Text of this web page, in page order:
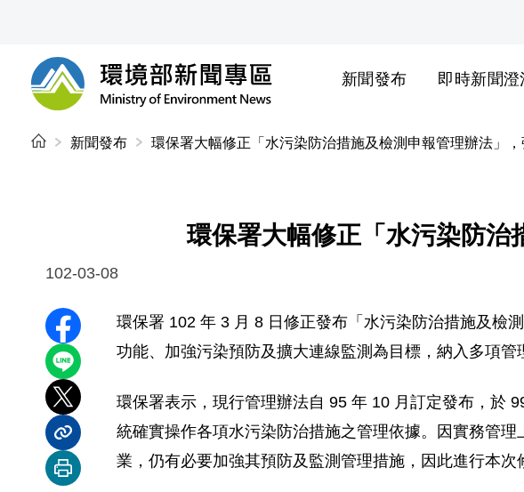
環境部新聞專區
新聞發布 即時新聞澄
新聞發布 環保署大幅修正「水污染防治措施及檢測申報管理辦法」
環保署大幅修正「水污染防治
102-03-08
分享至 Facebook
分享到 LINE
分享到 X
分享內容連結
列印本頁
環保署 102 年 3 月 8 日修正發布「水污染防治措施及檢
功能、加強污染預防及擴大連線監測為目標，納入多項管
環保署表示，現行管理辦法自 95 年 10 月訂定發布，於
統確實操作各項水污染防治措施之管理依據。因實務管
業，仍有必要加強其預防及監測管理措施，因此進行本次